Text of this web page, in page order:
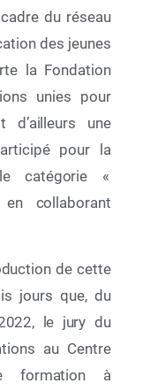
du réseau
des jeunes
la Fondation
unies pour
d’ailleurs une
pour la
catégorie «
en collaborant
de cette
jours que, du
le jury du
au Centre
formation à